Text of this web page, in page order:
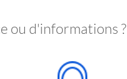
ou d'informations ?